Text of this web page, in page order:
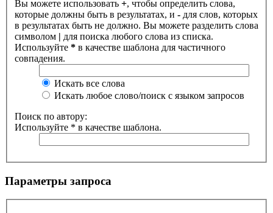
Вы можете использовать +, чтобы определить слова,
которые должны быть в результатах, и - для слов, которых
в результатах быть не должно. Вы можете разделить слова
символом | для поиска любого слова из списка.
Используйте * в качестве шаблона для частичного
совпадения.
Искать все слова
Искать любое слово/поиск с языком запросов
Поиск по автору:
Используйте * в качестве шаблона.
Параметры запроса